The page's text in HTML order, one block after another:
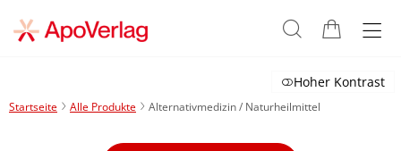
Hoher Kontrast
Startseite Alle Produkte Alternativmedizin / Naturheilmittel